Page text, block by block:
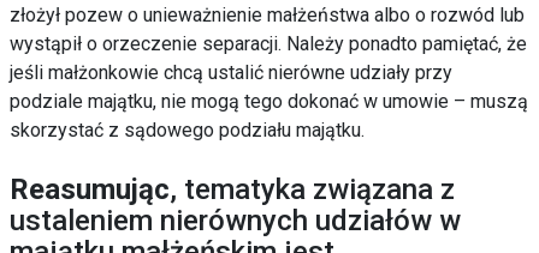
złożył pozew o unieważnienie małżeństwa albo o rozwód lub
wystąpił o orzeczenie separacji. Należy ponadto pamiętać, że
jeśli małżonkowie chcą ustalić nierówne udziały przy
podziale majątku, nie mogą tego dokonać w umowie – muszą
skorzystać z sądowego podziału majątku.
Reasumując, tematyka związana z
ustaleniem nierównych udziałów w